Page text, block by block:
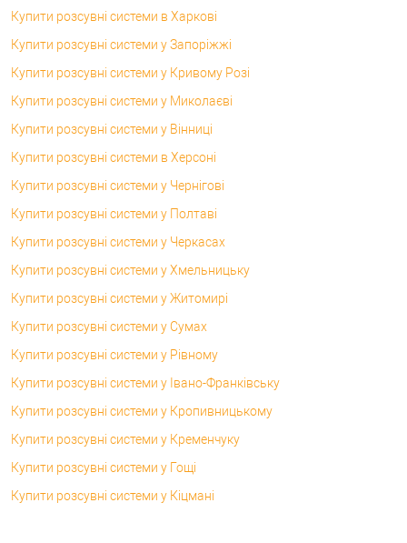
Купити розсувні системи в Харкові
Купити розсувні системи у Запоріжжі
Купити розсувні системи у Кривому Розі
Купити розсувні системи у Миколаєві
Купити розсувні системи у Вінниці
Купити розсувні системи в Херсоні
Купити розсувні системи у Чернігові
Купити розсувні системи у Полтаві
Купити розсувні системи у Черкасах
Купити розсувні системи у Хмельницьку
Купити розсувні системи у Житомирі
Купити розсувні системи у Сумах
Купити розсувні системи у Рівному
Купити розсувні системи у Івано-Франківську
Купити розсувні системи у Кропивницькому
Купити розсувні системи у Кременчуку
Купити розсувні системи у Гощі
Купити розсувні системи у Кіцмані